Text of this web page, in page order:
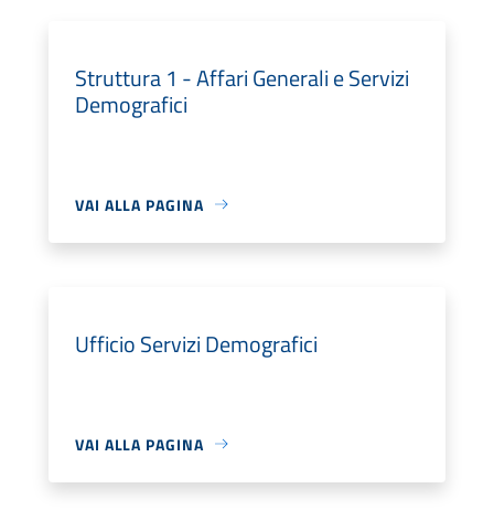
Struttura 1 - Affari Generali e Servizi
Demografici
VAI ALLA PAGINA
Ufficio Servizi Demografici
VAI ALLA PAGINA